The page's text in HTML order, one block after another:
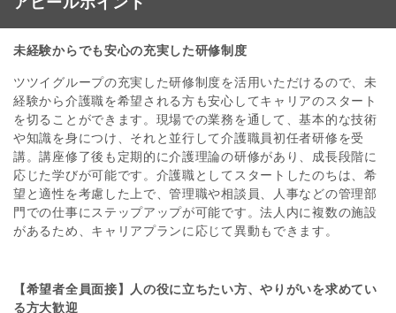
未経験からでも安心の充実した研修制度
ツツイグループの充実した研修制度を活用いただけるので、未
経験から介護職を希望される方も安心してキャリアのスタート
を切ることができます。現場での業務を通して、基本的な技術
や知識を身につけ、それと並行して介護職員初任者研修を受
講。講座修了後も定期的に介護理論の研修があり、成長段階に
応じた学びが可能です。介護職としてスタートしたのちは、希
望と適性を考慮した上で、管理職や相談員、人事などの管理部
門での仕事にステップアップが可能です。法人内に複数の施設
があるため、キャリアプランに応じて異動もできます。
【希望者全員面接】人の役に立ちたい方、やりがいを求めてい
る方大歓迎